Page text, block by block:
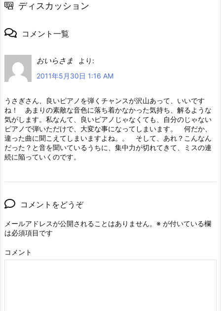
ディスカッション
コメント一覧
おいらさま
より:
2011年5月30日 1:16 AM
うさぎさん、良いピアノを弾くチャンスが沢山あって、いいです
ね！ あまりの素敵な音色に落ち着かなかった気持ち、解るような
気がします。私なんて、良いピアノじゃなくても、自分のじゃない
ピアノで弾いただけで、大変な事になってしまいます。 何だか、
違った曲に聞こえてしまいますよね。。 そして、あれ？こんなん
だった？と音を聞いているうちに、集中力が切れてきて、ミスの連
続に陥っていくのです。
コメントをどうぞ
メールアドレスが公開されることはありません。 ※ が付いている欄
は必須項目です
コメント